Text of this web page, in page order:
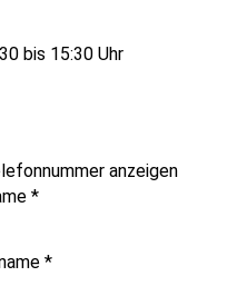
bis 15:30 Uhr
anzeigen
*
*